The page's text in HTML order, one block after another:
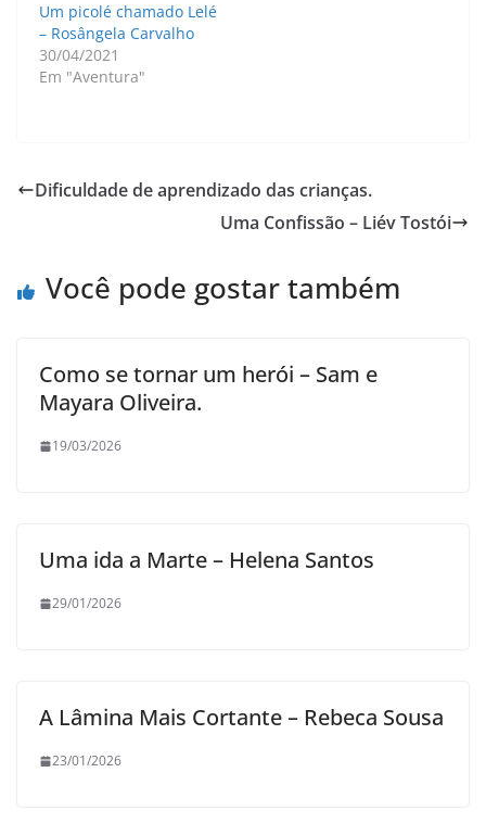
Um picolé chamado Lelé
– Rosângela Carvalho
30/04/2021
Em "Aventura"
Dificuldade de aprendizado das crianças.
Uma Confissão – Liév Tostói
Você pode gostar também
Como se tornar um herói – Sam e
Mayara Oliveira.
19/03/2026
Uma ida a Marte – Helena Santos
29/01/2026
A Lâmina Mais Cortante – Rebeca Sousa
23/01/2026